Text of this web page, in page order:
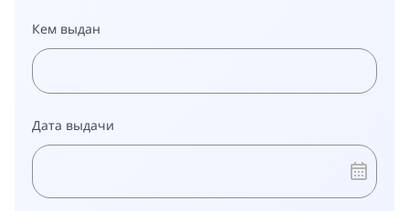
Кем выдан
Дата выдачи